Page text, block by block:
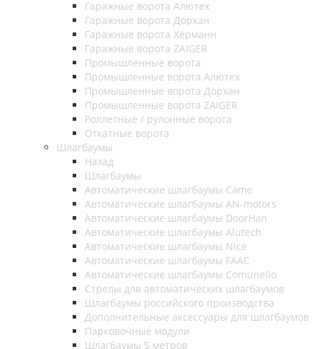
Гаражные ворота Алютех
Гаражные ворота Дорхан
Гаражные ворота Хёрманн
Гаражные ворота ZAIGER
Промышленные ворота
Промышленные ворота Алютех
Промышленные ворота Дорхан
Промышленные ворота ZAIGER
Роллетные / рулонные ворота
Откатные ворота
Шлагбаумы
Назад
Шлагбаумы
Автоматические шлагбаумы Came
Автоматические шлагбаумы AN-motors
Автоматические шлагбаумы DoorHan
Автоматические шлагбаумы Alutech
Автоматические шлагбаумы Nice
Автоматические шлагбаумы FAAC
Автоматические шлагбаумы Comunello
Стрелы для автоматических шлагбаумов
Шлагбаумы российского производства
Дополнительные аксессуары для шлагбаумов
Парковочные модули
Шлагбаумы 5 метров